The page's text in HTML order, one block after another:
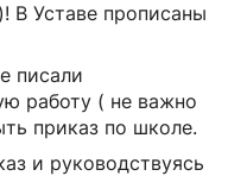
В Уставе прописаны
писали
работу ( не важно
приказ по школе.
и руководствуясь